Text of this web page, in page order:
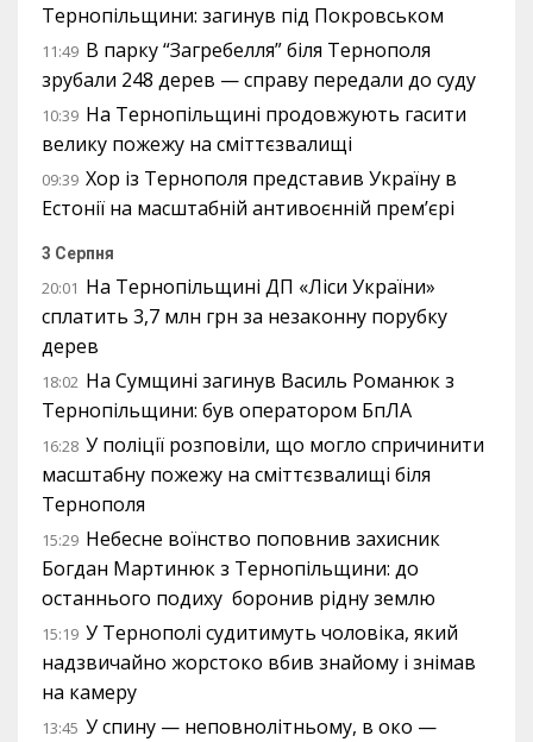
Тернопільщини: загинув під Покровськом
11:49 В парку “Загребелля” біля Тернополя
зрубали 248 дерев — справу передали до суду
10:39 На Тернопільщині продовжують гасити
велику пожежу на сміттєзвалищі
09:39 Хор із Тернополя представив Україну в
Естонії на масштабній антивоєнній прем’єрі
3 Серпня
20:01 На Тернопільщині ДП «Ліси України»
сплатить 3,7 млн грн за незаконну порубку
дерев
18:02 На Сумщині загинув Василь Романюк з
Тернопільщини: був оператором БпЛА
16:28 У поліції розповіли, що могло спричинити
масштабну пожежу на сміттєзвалищі біля
Тернополя
15:29 Небесне воїнство поповнив захисник
Богдан Мартинюк з Тернопільщини: до
останнього подиху боронив рідну землю
15:19 У Тернополі судитимуть чоловіка, який
надзвичайно жорстоко вбив знайому і знімав
на камеру
13:45 У спину — неповнолітньому, в око —